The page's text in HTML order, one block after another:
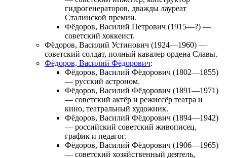
гидрогенераторов, дважды лауреат
Сталинской премии.
Фёдоров, Василий Петрович (1915—?) —
советский хоккеист.
Фёдоров, Василий Устинович (1924—1960) —
советский солдат, полный кавалер ордена Славы.
Фёдоров, Василий Фёдорович:
Фёдоров, Василий Фёдорович (1802—1855)
— русский астроном.
Фёдоров, Василий Фёдорович (1891—1971)
— советский актёр и режиссёр театра и
кино, театральный художник.
Фёдоров, Василий Фёдорович (1894—1942)
— российский советский живописец,
график и педагог.
Фёдоров, Василий Фёдорович (1906—1965)
— советский хозяйственный деятель,